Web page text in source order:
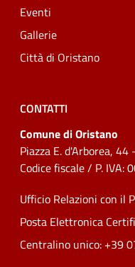
Eventi
Gallerie
Città di Oristano
CONTATTI
Comune di Oristano
Piazza E. d'Arborea,
Codice fiscale / P. IVA:
Ufficio Relazioni con il
Posta Elettronica
Centralino unico: +39